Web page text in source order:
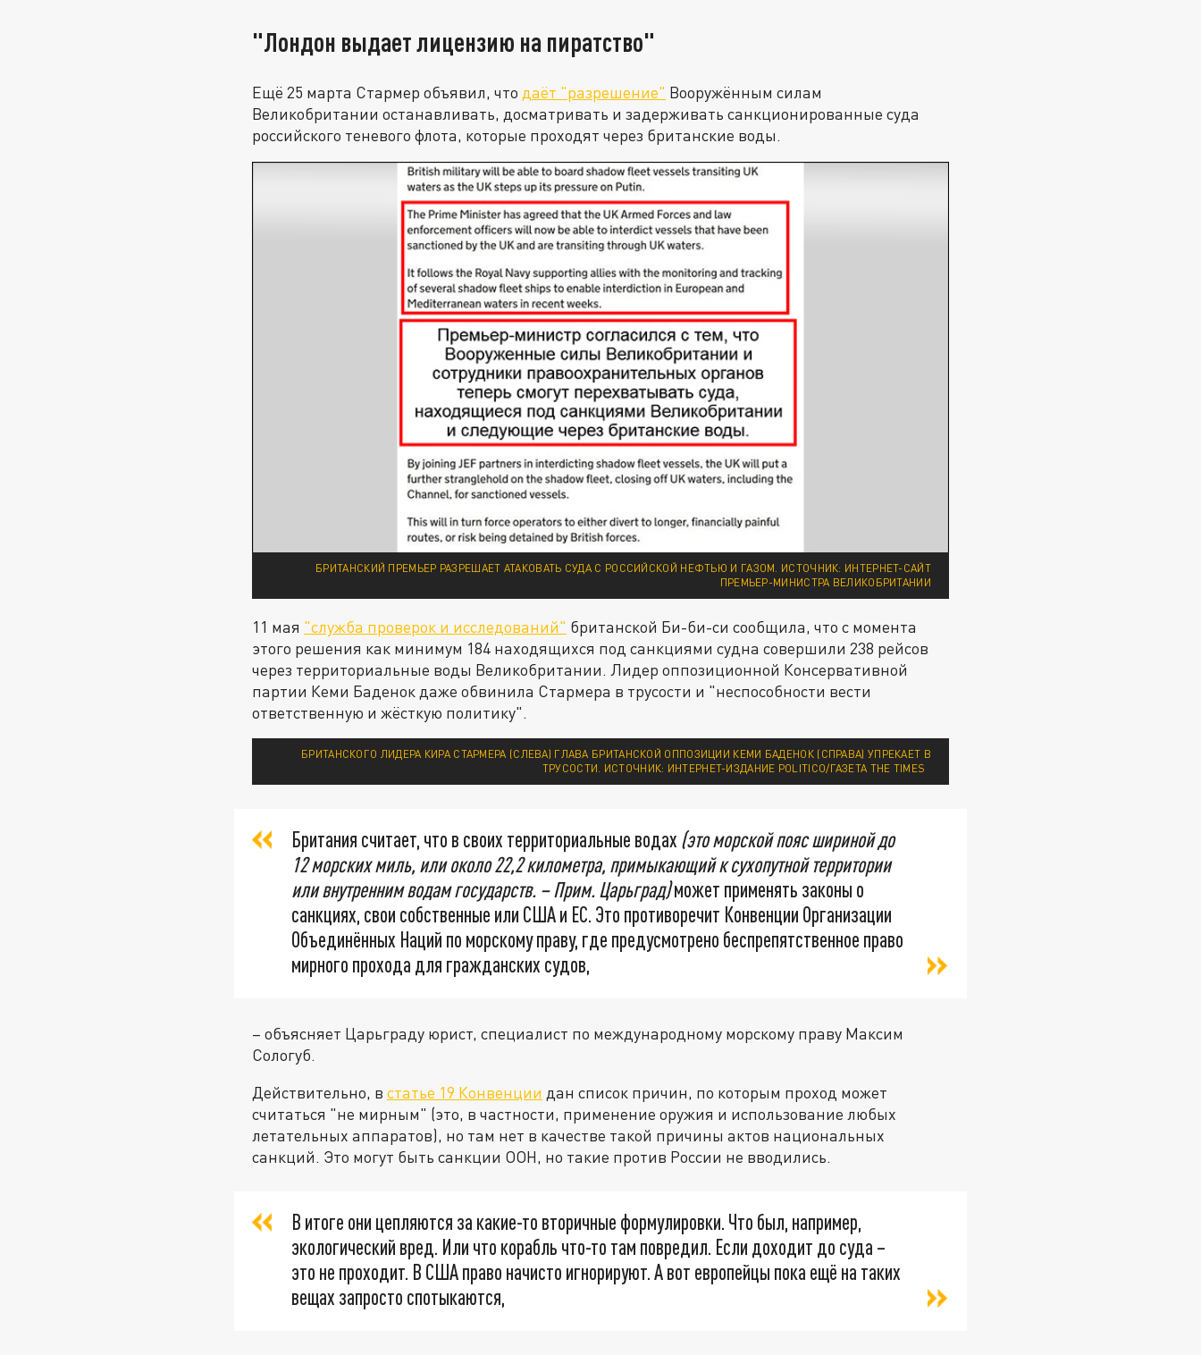
"Лондон выдает лицензию на пиратство"
Ещё 25 марта Стармер объявил, что даёт "разрешение" Вооружённым силам
Великобритании останавливать, досматривать и задерживать санкционированные суда
российского теневого флота, которые проходят через британские воды.
БРИТАНСКИЙ ПРЕМЬЕР РАЗРЕШАЕТ АТАКОВАТЬ СУДА С РОССИЙСКОЙ НЕФТЬЮ И ГАЗОМ. ИСТОЧНИК: ИНТЕРНЕТ-САЙТ
ПРЕМЬЕР-МИНИСТРА ВЕЛИКОБРИТАНИИ
11 мая "служба проверок и исследований" британской Би-би-си сообщила, что с момента
этого решения как минимум 184 находящихся под санкциями судна совершили 238 рейсов
через территориальные воды Великобритании. Лидер оппозиционной Консервативной
партии Кеми Баденок даже обвинила Стармера в трусости и "неспособности вести
ответственную и жёсткую политику".
БРИТАНСКОГО ЛИДЕРА КИРА СТАРМЕРА (СЛЕВА) ГЛАВА БРИТАНСКОЙ ОППОЗИЦИИ КЕМИ БАДЕНОК (СПРАВА) УПРЕКАЕТ В
ТРУСОСТИ. ИСТОЧНИК: ИНТЕРНЕТ-ИЗДАНИЕ POLITICO/ГАЗЕТА THE TIMES
Британия считает, что в своих территориальные водах (это морской пояс шириной до
12 морских миль, или около 22,2 километра, примыкающий к сухопутной территории
или внутренним водам государств. – Прим. Царьград)может применять законы о
санкциях, свои собственные или США и ЕС. Это противоречит Конвенции Организации
Объединённых Наций по морскому праву, где предусмотрено беспрепятственное право
мирного прохода для гражданских судов,
– объясняет Царьграду юрист, специалист по международному морскому праву Максим
Сологуб.
Действительно, в статье 19 Конвенции дан список причин, по которым проход может
считаться "не мирным" (это, в частности, применение оружия и использование любых
летательных аппаратов), но там нет в качестве такой причины актов национальных
санкций. Это могут быть санкции ООН, но такие против России не вводились.
В итоге они цепляются за какие-то вторичные формулировки. Что был, например,
экологический вред. Или что корабль что-то там повредил. Если доходит до суда –
это не проходит. В США право начисто игнорируют. А вот европейцы пока ещё на таких
вещах запросто спотыкаются,